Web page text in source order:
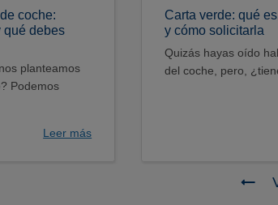
coche:
qué debes
planteamos
Podemos
Leer más
Carta verde: qué
y cómo solicitarla
Quizás hayas oído
del coche, pero,